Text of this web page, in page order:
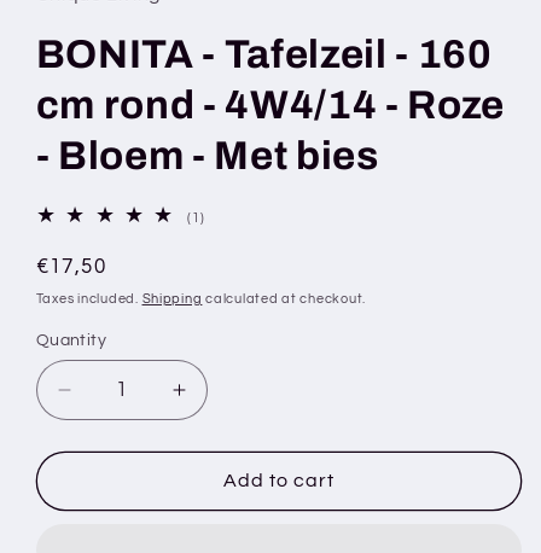
BONITA - Tafelzeil - 160
cm rond - 4W4/14 - Roze
- Bloem - Met bies
(1)1
Regular
price
€17,50
Taxes included. Shipping calculated at checkout.
Quantity
Decrease
quantity
for
-
Increase
quantity
for
BONITA
-
Add to cart